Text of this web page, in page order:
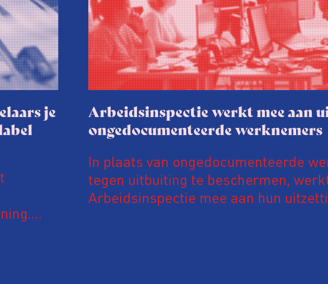
je
Arbeidsinspectie werkt mee aan
ongedocumenteerde werknemers
In plaats van ongedocumenteerde
tegen uitbuiting te beschermen,
Arbeidsinspectie mee aan hun